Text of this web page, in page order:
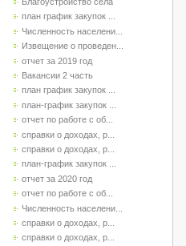
план график закупок ...
Численность населени...
Извещение о проведен...
отчет за 2019 год
Вакансии 2 часть
план график закупок ...
план-график закупок ...
отчет по работе с об...
справки о доходах, р...
справки о доходах, р...
план-график закупок ...
отчет за 2020 год
отчет по работе с об...
Численность населени...
справки о доходах, р...
справки о доходах, р...